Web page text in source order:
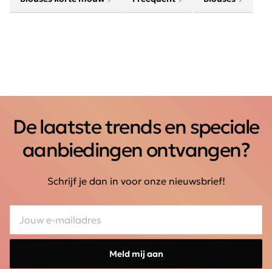
De laatste trends en speciale
aanbiedingen ontvangen?
Schrijf je dan in voor onze nieuwsbrief!
Meld mij aan